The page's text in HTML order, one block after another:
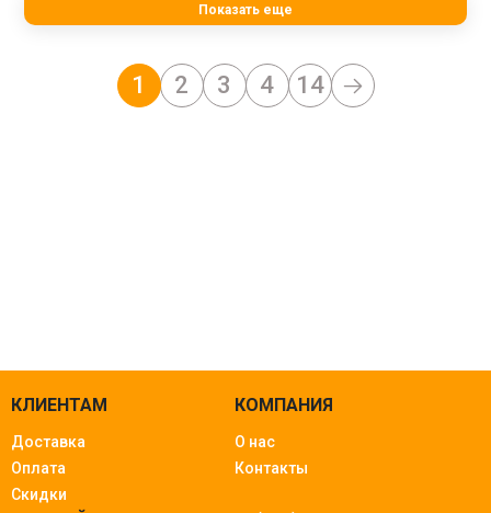
Показать еще
1 2 3 4 14
КЛИЕНТАМ
Доставка
Оплата
Скидки
КОМПАНИЯ
О нас
Контакты